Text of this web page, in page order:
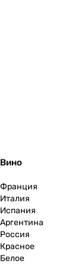
Вино
Франция
Италия
Испания
Аргентина
Россия
Красное
Белое